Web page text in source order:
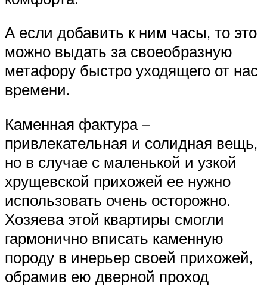
А если добавить к ним часы, то это
можно выдать за своеобразную
метафору быстро уходящего от нас
времени.
Каменная фактура –
привлекательная и солидная вещь,
но в случае с маленькой и узкой
хрущевской прихожей ее нужно
использовать очень осторожно.
Хозяева этой квартиры смогли
гармонично вписать каменную
породу в инерьер своей прихожей,
обрамив ею дверной проход